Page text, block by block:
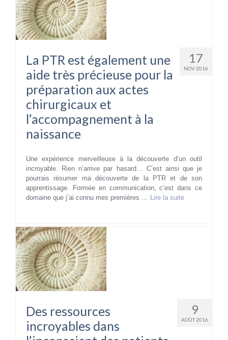
17
NOV 2016
La PTR est également une
aide très précieuse pour la
préparation aux actes
chirurgicaux et
l’accompagnement à la
naissance
Une expérience merveilleuse à la découverte d’un outil
incroyable. Rien n’arrive par hasard… C’est ainsi que je
pourrais résumer ma découverte de la PTR et de son
apprentissage. Formée en communication, c’est dans ce
domaine que j’ai connu mes premières … Lire la suite­­
9
AOÛT 2016
Des ressources
incroyables dans